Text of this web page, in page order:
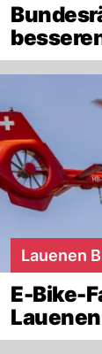
Lauenen
E-Bike-